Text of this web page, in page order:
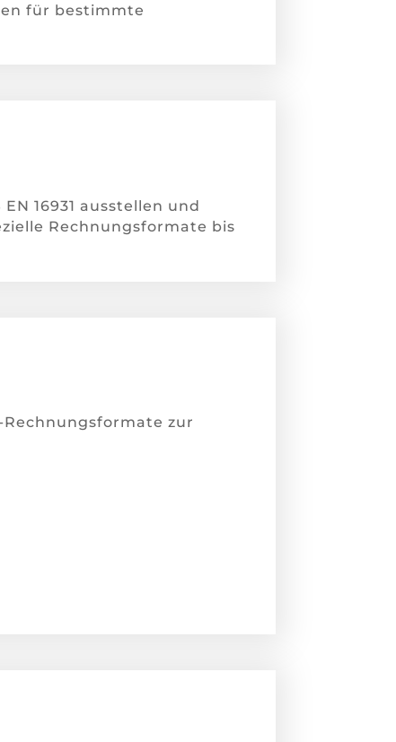
für bestimmte
16931 ausstellen und
Rechnungsformate bis
zur